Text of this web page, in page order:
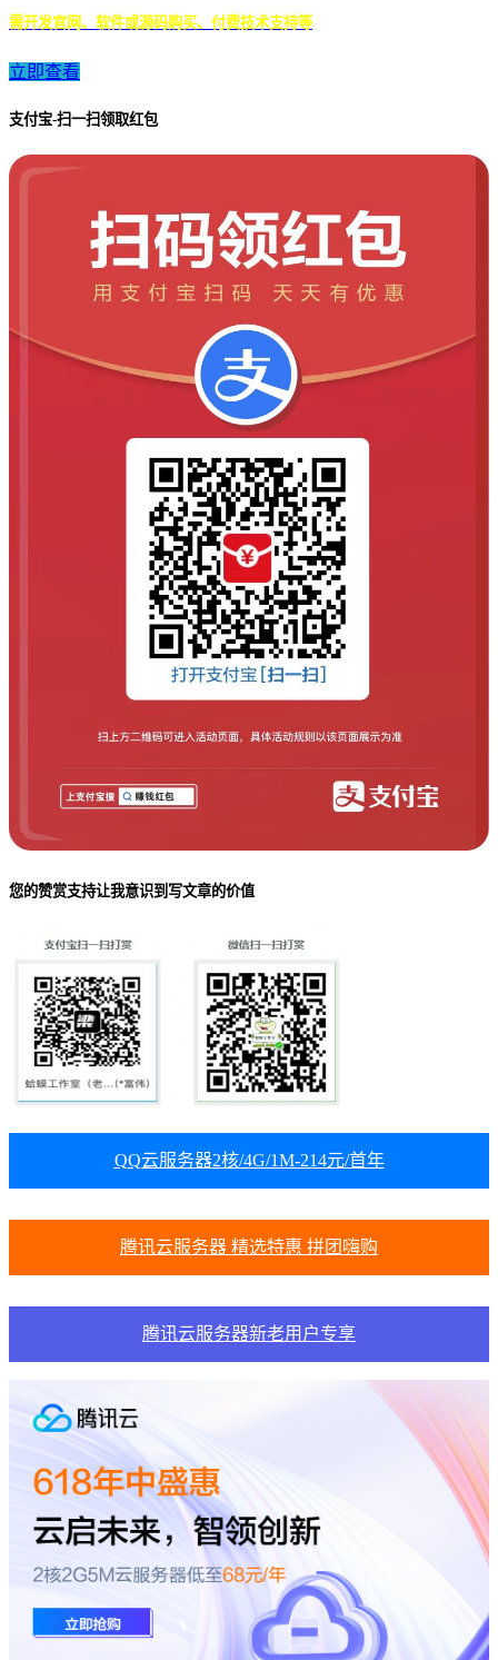
需开发官网、软件或源码购买、付费技术支持等
立即查看
支付宝-扫一扫领取红包
您的赞赏支持让我意识到写文章的价值
QQ云服务器2核/4G/1M-214元/首年
腾讯云服务器 精选特惠 拼团嗨购
腾讯云服务器新老用户专享